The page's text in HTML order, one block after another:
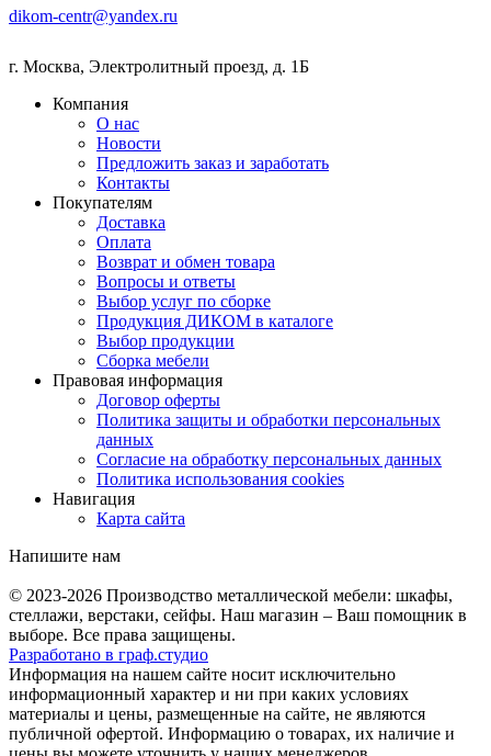
dikom-centr@yandex.ru
г. Москва, Электролитный проезд, д. 1Б
Компания
О нас
Новости
Предложить заказ и заработать
Контакты
Покупателям
Доставка
Оплата
Возврат и обмен товара
Вопросы и ответы
Выбор услуг по сборке
Продукция ДИКОМ в каталоге
Выбор продукции
Сборка мебели
Правовая информация
Договор оферты
Политика защиты и обработки персональных
данных
Согласие на обработку персональных данных
Политика использования cookies
Навигация
Карта сайта
Напишите нам
© 2023-2026 Производство металлической мебели: шкафы,
стеллажи, верстаки, сейфы. Наш магазин – Ваш помощник в
выборе. Все права защищены.
Разработано в граф.студио
Информация на нашем сайте носит исключительно
информационный характер и ни при каких условиях
материалы и цены, размещенные на сайте, не являются
публичной офертой. Информацию о товарах, их наличие и